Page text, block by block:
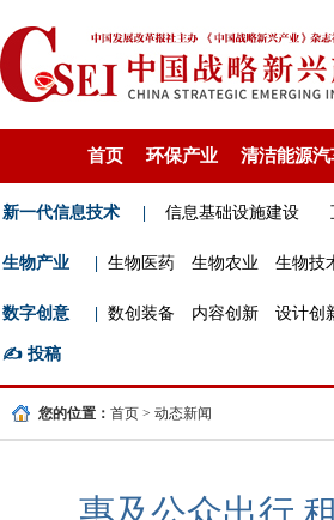
首页 环保产业 清洁能源汽
新一代信息技术 信息基础设施建设
生物产业 生物医药 生物农业 生物技
数字创意 数创装备 内容创新 设计创
✍️ 投稿
您的位置： 首页 > 动态新闻